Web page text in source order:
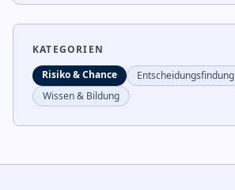
KATEGORIEN
Risiko & Chance
Entscheidungsfindung
Wissen & Bildung